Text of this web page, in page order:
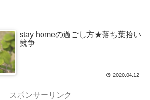
stay homeの過ごし方★落ち葉拾い
競争
2020.04.12
スポンサーリンク